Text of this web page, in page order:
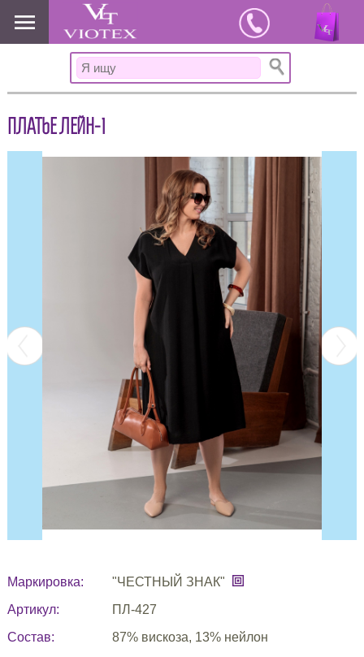
www.viotex37.ru
ПЛАТЬЕ ЛЕЙН-1
Маркировка:
"ЧЕСТНЫЙ ЗНАК"
Артикул:
ПЛ-427
Состав:
87% вискоза, 13% нейлон